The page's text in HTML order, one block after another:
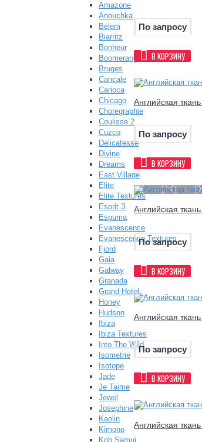
Amazone
Anouchka
Belem
Biarritz
Bonheur
Boomerang
Bruges
Cancale
Carioca
Chicago
Choregraphie
Coulisse 2
Cuzco
Delicatesse
Divine
Dreams
East Village
Elite
Elite Textures
Esprit 3
Espuma
Evanescence
Evanescence Textures
Fjord
Gaia
Galway
Granada
Grand Hotel
Honey
Hudson
Ibiza
Ibiza Textures
Into The Wild
Isometrie
Isotope
Jade
Je Taime
Jewel
Josephine
Kaolin
Kimono
Koh Samui
По запросу
В КОРЗИНУ
Английская
По запросу
В КОРЗИНУ
Английская
По запросу
В КОРЗИНУ
Английская
По запросу
В КОРЗИНУ
Английская